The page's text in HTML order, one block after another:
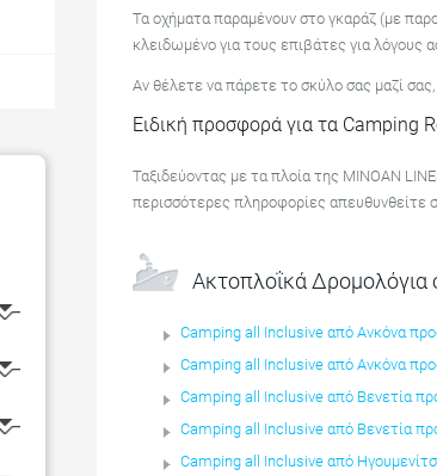
Τα οχήματα παραμένουν στο γκαράζ (με
κλειδωμένο για τους επιβάτες για λόγους
Αν θέλετε να πάρετε το σκύλο σας μαζί σας,
Ειδική προσφορά για τα Camping
Ταξιδεύοντας με τα πλοία της MINOAN
περισσότερες πληροφορίες απευθυνθείτε
Ακτοπλοΐκά Δρομολόγια
Camping all Inclusive από Ανκόνα
Camping all Inclusive από Ανκόνα
Camping all Inclusive από Βενετία
Camping all Inclusive από Βενετία
Camping all Inclusive από